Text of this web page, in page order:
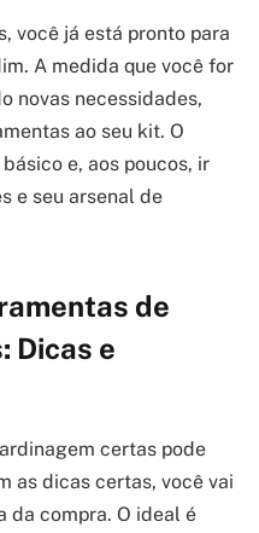
você já está pronto para
A medida que você for
novas necessidades,
ao seu kit. O
e, aos poucos, ir
e seu arsenal de
de
Dicas e
certas pode
as dicas certas, você vai
da compra. O ideal é